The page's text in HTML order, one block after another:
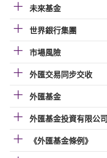
未來基金
世界銀行集團
市場風險
外匯交易同步交收
外匯基金
外匯基金投資有限公司
《外匯基金條例》